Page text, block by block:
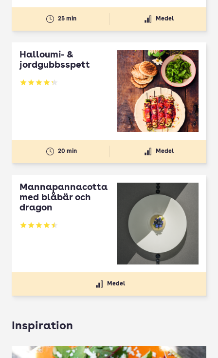
25 min Medel
Halloumi- &
jordgubbsspett
Betyg: 4.3 av 5
20 min Medel
Mannapannacotta
med blåbär och
dragon
Betyg: 4.5 av 5
Medel
Inspiration